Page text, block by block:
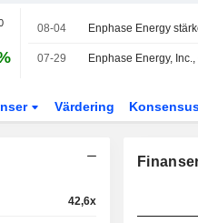
08-04
07-29
Värdering
42,6x